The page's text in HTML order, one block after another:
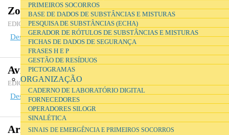
PRIMEIROS SOCORROS
BASE DE DADOS DE SUBSTÂNCIAS E MISTURAS
PESQUISA DE SUBSTÂNCIAS (ECHA)
GERADOR DE RÓTULOS DE SUBSTÂNCIAS E MISTURAS
FICHAS DE DADOS DE SEGURANÇA
FRASES H E P
GESTÃO DE RESÍDUOS
PICTOGRAMAS
ORGANIZAÇÃO
CADERNO DE LABORATÓRIO DIGITAL
FORNECEDORES
OPERADORES SILOGR
SINALÉTICA
SINAIS DE EMERGÊNCIA E PRIMEIROS SOCORROS
Zonas funcionais
EDIÇÃO Abril de 2016
Descarregar ficheiro (39 KB)
Avisos (tabuleiros)
EDIÇÃO Abril de 2016
Descarregar ficheiro (48.92 KB)
Armários e módulos de arrumação